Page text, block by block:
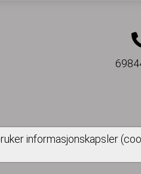
informasjonskapsler